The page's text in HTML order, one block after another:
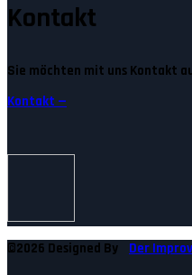
Kontakt
Sie möchten mit uns Kontakt
Kontakt —
©2026 Designed By Der